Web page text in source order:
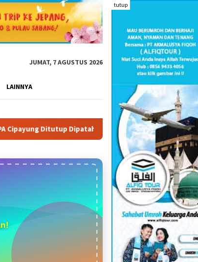
tutup
JUMAT, 7 AGUSTUS 2026
LAINNYA
DLHK Depok Garansi Pengangkutan Sampah